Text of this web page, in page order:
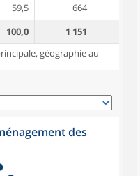
59,5 664
100,0 1 151
géographie au
des